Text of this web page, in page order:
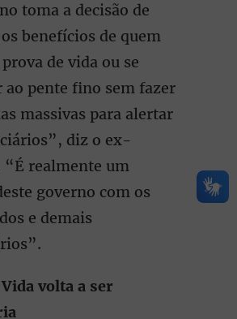
toma a decisão de
benefícios de quem
de vida ou se
ao pente fino sem fazer
massivas para alertar
diz o ex-
realmente um
governo com os
e demais
volta a ser